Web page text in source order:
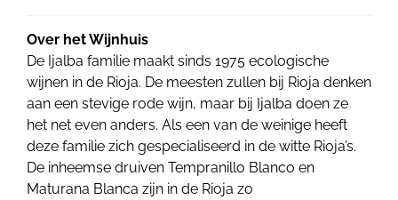
Over het Wijnhuis
De Ijalba familie maakt sinds 1975 ecologische
wijnen in de Rioja. De meesten zullen bij Rioja denken
aan een stevige rode wijn, maar bij Ijalba doen ze
het net even anders. Als een van de weinige heeft
deze familie zich gespecialiseerd in de witte Rioja’s.
De inheemse druiven Tempranillo Blanco en
Maturana Blanca zijn in de Rioja zo